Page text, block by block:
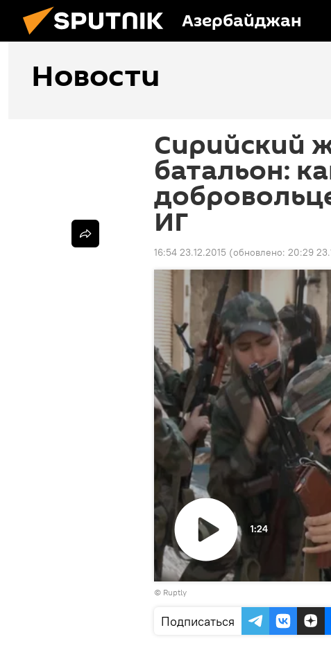
Азербайджан
Новости
Сирийский
батальон:
ИГ
16:54 23.12.2015 (обновлено: 20:29
Воспроизвести
1:24
© Ruptly
Подписаться